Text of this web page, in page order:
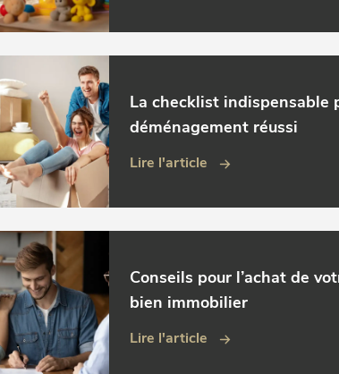
La checklist indispensable
déménagement réussi
Lire l'article
Conseils pour l’achat de
bien immobilier
Lire l'article